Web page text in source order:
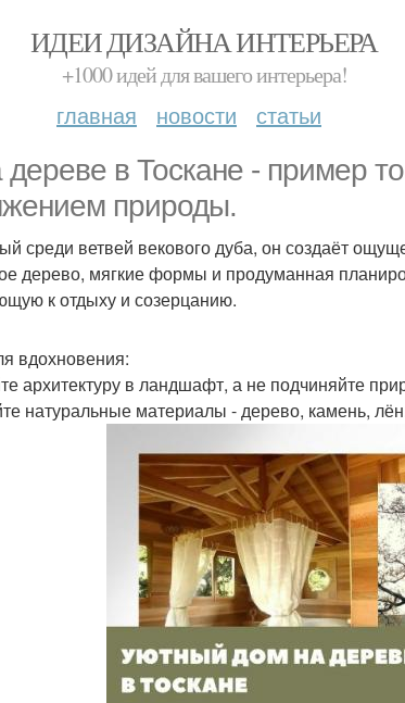
ИДЕИ ДИЗАЙНА ИНТЕРЬЕРА
+1000 идей для вашего интерьера!
главная новости статьи
в Тоскане - пример
природы.
среди ветвей векового дуба, он создаёт
дерево, мягкие формы и продуманная
к отдыху и созерцанию.
вдохновения:
архитектуру в ландшафт, а не подчиняйте
натуральные материалы - дерево, камень,